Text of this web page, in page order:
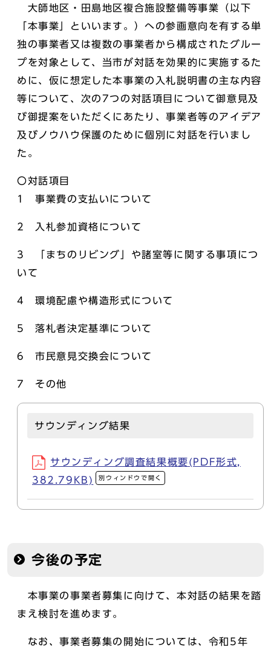
大師地区・田島地区複合施設整備等事業（以下
「本事業」といいます。）への参画意向を有する単
独の事業者又は複数の事業者から構成されたグルー
プを対象として、当市が対話を効果的に実施するた
めに、仮に想定した本事業の入札説明書の主な内容
等について、次の7つの対話項目について御意見及
び御提案をいただくにあたり、事業者等のアイデア
及びノウハウ保護のために個別に対話を行いまし
た。
〇対話項目
1 事業費の支払いについて
2 入札参加資格について
3 「まちのリビング」や諸室等に関する事項につ
いて
4 環境配慮や構造形式について
5 落札者決定基準について
6 市民意見交換会について
7 その他
サウンディング結果
サウンディング調査結果概要(PDF形式,
382.79KB)
別ウィンドウで開く
今後の予定
本事業の事業者募集に向けて、本対話の結果を踏
まえ検討を進めます。
なお、事業者募集の開始については、令和5年